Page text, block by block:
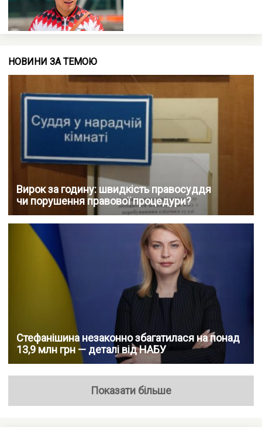
НОВИНИ ЗА ТЕМОЮ
Вирок за годину: швидкість правосуддя
чи порушення правової процедури?
Стефанішина незаконно збагатилася на понад
13,9 млн грн — деталі від НАБУ
Показати більше